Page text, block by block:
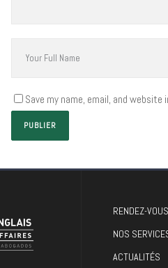
Save my name, email, and
RENDEZ-
NOS
ACTUALITÉS